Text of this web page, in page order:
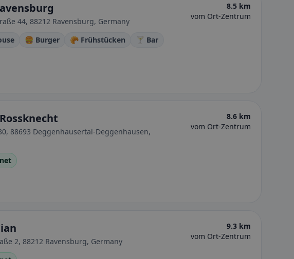
44, 88212 Ravensburg, Germany
8.5 km
vom Ort-Zentrum
🍔 Burger 🥐 Frühstücken 🍸 Bar
88693 Deggenhausertal-Deggenhausen,
8.6 km
vom Ort-Zentrum
2, 88212 Ravensburg, Germany
9.3 km
vom Ort-Zentrum